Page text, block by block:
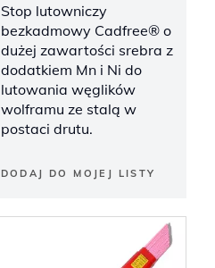
Stop lutowniczy
bezkadmowy Cadfree® o
dużej zawartości srebra z
dodatkiem Mn i Ni do
lutowania węglików
wolframu ze stalą w
postaci drutu.
DODAJ DO MOJEJ LISTY